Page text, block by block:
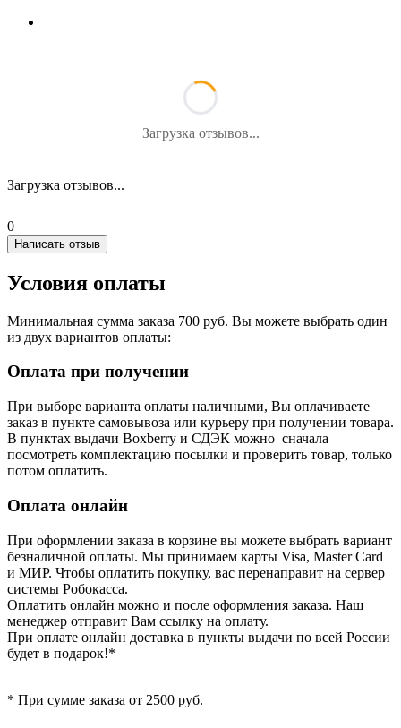
Загрузка отзывов...
Загрузка отзывов...
0
Написать отзыв
Условия оплаты
Минимальная сумма заказа 700 руб. Вы можете выбрать один
из двух вариантов оплаты:
Оплата при получении
При выборе варианта оплаты наличными, Вы оплачиваете
заказ в пункте самовывоза или курьеру при получении товара.
В пунктах выдачи Boxberry и СДЭК можно сначала
посмотреть комплектацию посылки и проверить товар, только
потом оплатить.
Оплата онлайн
При оформлении заказа в корзине вы можете выбрать вариант
безналичной оплаты. Мы принимаем карты Visa, Master Card
и МИР. Чтобы оплатить покупку, вас перенаправит на сервер
системы Робокасса.
Оплатить онлайн можно и после оформления заказа. Наш
менеджер отправит Вам ссылку на оплату.
При оплате онлайн доставка в пункты выдачи по всей России
будет в подарок!*
* При сумме заказа от 2500 руб.